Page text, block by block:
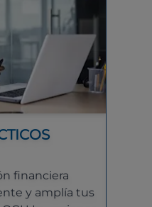
financiera
y amplía tus